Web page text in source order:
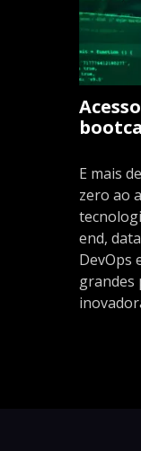
E mais
zero ao
end,
DevOps
grandes